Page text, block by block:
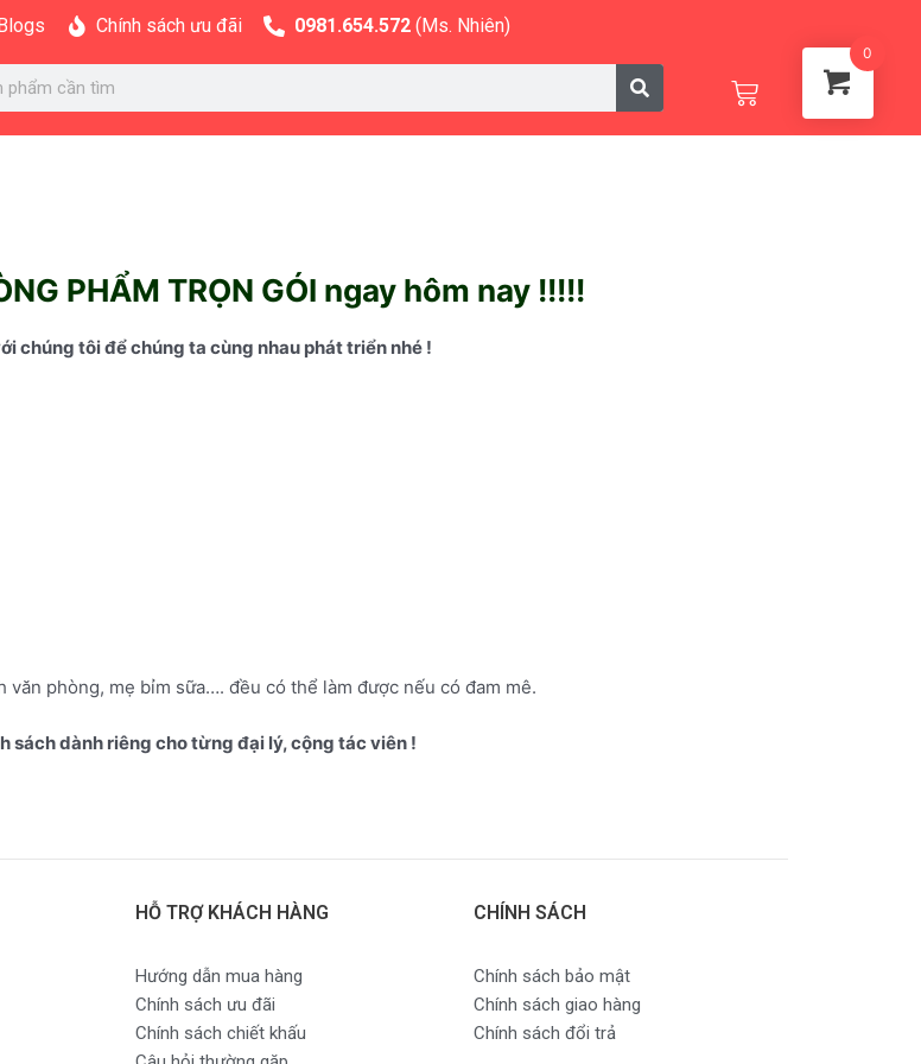
Chính sách ưu đãi 0981.654.572(Ms. Nhiên)
Cart
PHẨM TRỌN GÓI ngay hôm nay !!!!!
chúng tôi để chúng ta cùng nhau phát triển nhé !
phòng, mẹ bỉm sữa…. đều có thể làm được nếu có đam mê.
sách dành riêng cho từng đại lý, cộng tác viên !
HỖ TRỢ KHÁCH HÀNG
Hướng dẫn mua hàng
Chính sách ưu đãi
Chính sách chiết khấu
CHÍNH SÁCH
Chính sách bảo mật
Chính sách giao hàng
Chính sách đổi trả
0